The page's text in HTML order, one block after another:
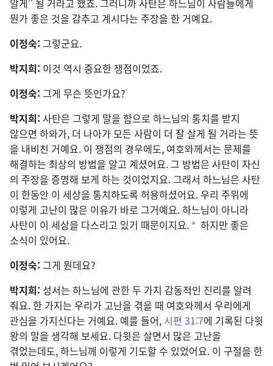
알게” 될 거라고 했죠. 그러니까 사탄은 하느님이 사람들에게
뭔가 좋은 것을 감추고 계시다는 주장을 한 거예요.
이정숙: 그렇군요.
박지희: 이것 역시 중요한 쟁점이었죠.
이정숙: 그게 무슨 뜻인가요?
박지희: 사탄은 그렇게 말을 함으로 하느님의 통치를 받지
않으면 하와가, 더 나아가 모든 사람이 더 잘 살게 될 거라는 뜻
을 내비친 거예요. 이 쟁점의 경우에도, 여호와께서는 문제를
해결하는 최상의 방법을 알고 계셨어요. 그 방법은 사탄이 자신
의 주장을 증명해 보게 하는 것이었지요. 그래서 하느님은 사탄
이 한동안 이 세상을 통치하도록 허용하셨어요. 우리 주위에
이렇게 고난이 많은 이유가 바로 그거예요. 하느님이 아니라
사탄이 이 세상을 다스리고 있기 때문이지요. * 하지만 좋은
소식이 있어요.
이정숙: 그게 뭔데요?
박지희: 성서는 하느님에 관한 두 가지 감동적인 진리를 알려
줘요. 한 가지는 우리가 고난을 겪을 때 여호와께서 우리에게
관심을 가지신다는 거예요. 예를 들어, 시편 31:7에 기록된 다윗
왕의 말을 생각해 보세요. 다윗은 살면서 많은 고난을
겪었는데도, 하느님께 이렇게 기도할 수 있었어요. 이 구절을 한